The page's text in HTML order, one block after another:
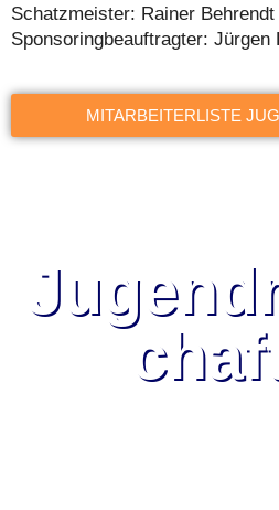
Schatzmeister: Rainer Behrendt
Sponsoringbeauftragter: Jürgen
MITARBEITERLISTE